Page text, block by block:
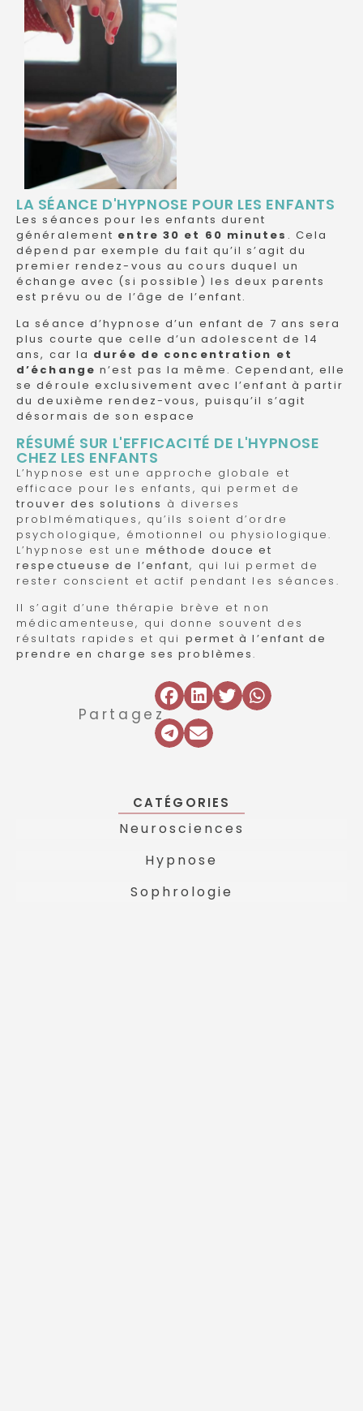
CATÉGORIES
Neurosciences
Hypnose
Sophrologie
LA SÉANCE D'HYPNOSE POUR LES ENFANTS
Les séances pour les enfants durent
généralement entre 30 et 60 minutes . Cela
dépend par exemple du fait qu’il s’agit du
premier rendez-vous au cours duquel un
échange avec (si possible) les deux parents
est prévu ou de l’âge de l’enfant.
La séance d’hypnose d’un enfant de 7 ans sera
plus courte que celle d’un adolescent de 14
ans, car la durée de concentration et
d’échange n’est pas la même. Cependant, elle
se déroule exclusivement avec l’enfant à partir
du deuxième rendez-vous, puisqu’il s’agit
désormais de son espace
RÉSUMÉ SUR L'EFFICACITÉ DE L'HYPNOSE
CHEZ LES ENFANTS
L’hypnose est une approche globale et
efficace pour les enfants, qui permet de
trouver des solutions à diverses
problmématiques, qu’ils soient d’ordre
psychologique, émotionnel ou physiologique.
L’hypnose est une méthode douce et
respectueuse de l’enfant, qui lui permet de
rester conscient et actif pendant les séances.
Il s’agit d’une thérapie brève et non
médicamenteuse, qui donne souvent des
résultats rapides et qui permet à l’enfant de
prendre en charge ses problèmes.
Partagez